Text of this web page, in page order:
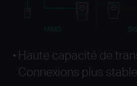
Longue Distance
MIMO
Haute capacité de
Connexions plus